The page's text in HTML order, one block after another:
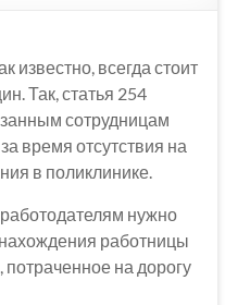
известно, всегда стоит
Так, статья 254
сотрудницам
время отсутствия на
в поликлинике.
работодателям нужно
работницы
на дорогу